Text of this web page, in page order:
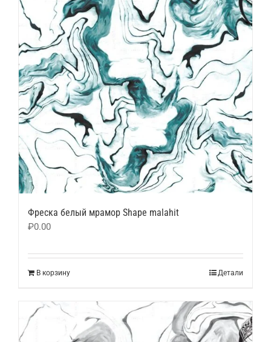
Фреска белый мрамор Shape malahit
₽0.00
В корзину Детали